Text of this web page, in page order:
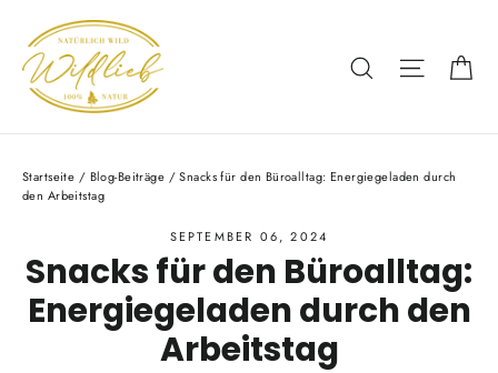
zum
Inhalt
Suche
Startseite / Blog-Beiträge / Snacks für den Büroalltag: Energiegeladen durch
den Arbeitstag
SEPTEMBER 06, 2024
Snacks für den Büroalltag:
Energiegeladen durch den
Arbeitstag